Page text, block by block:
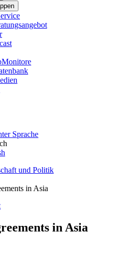
Sprache
und Politik
in Asia
in Asia